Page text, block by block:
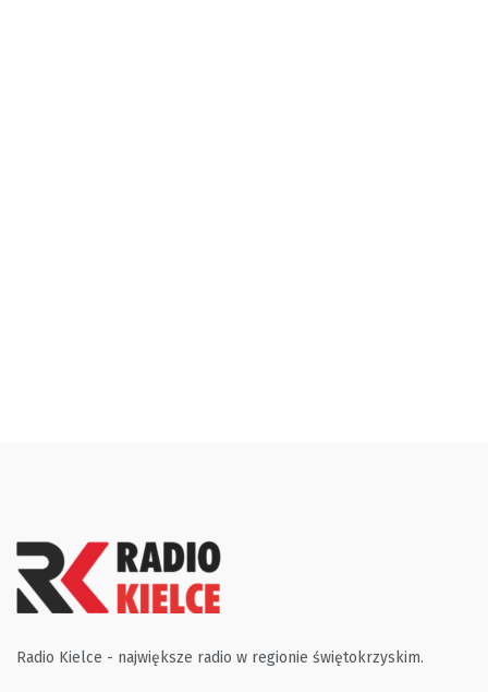
Radio Kielce - największe radio w regionie świętokrzyskim.